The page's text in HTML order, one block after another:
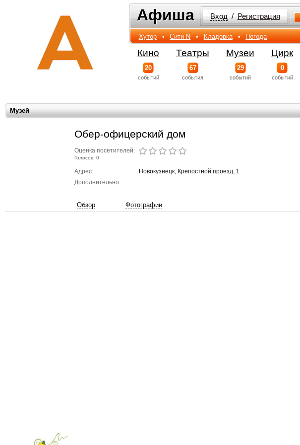
Афиша
Афиша Вход / Регистрация
Хутор • Сити-N • Кладовка • Погода
Кино
20
событий
Театры
67
события
Музеи
29
событий
Цирк
0
событий
Музей
Обер-офицерский дом
Оценка посетителей:
Голосов: 0
Адрес:
Новокузнецк, Крепостной проезд, 1
Дополнительно:
Обзор Фотографии